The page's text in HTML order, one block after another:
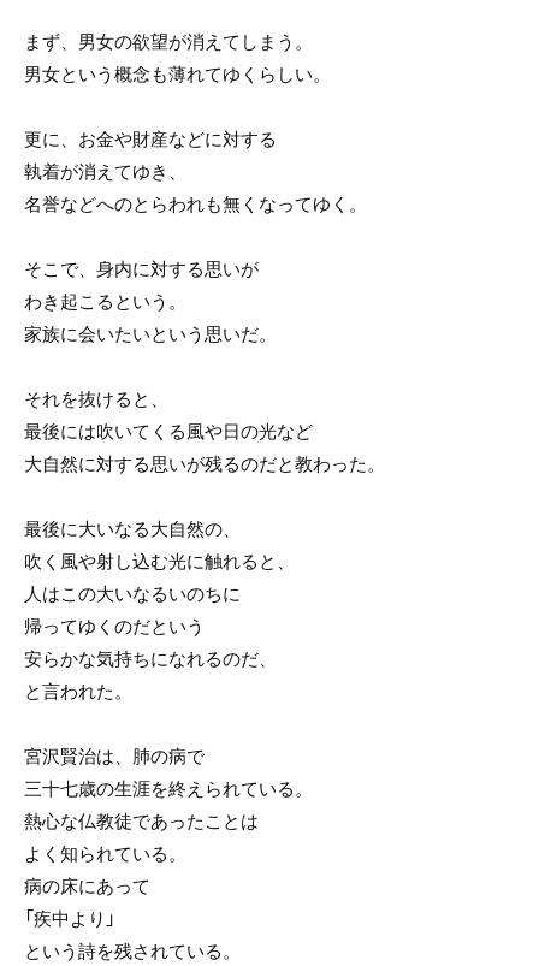
まず、男女の欲望が消えてしまう。
男女という概念も薄れてゆくらしい。
更に、お金や財産などに対する
執着が消えてゆき、
名誉などへのとらわれも無くなってゆく。
そこで、身内に対する思いが
わき起こるという。
家族に会いたいという思いだ。
それを抜けると、
最後には吹いてくる風や日の光など
大自然に対する思いが残るのだと教わった。
最後に大いなる大自然の、
吹く風や射し込む光に触れると、
人はこの大いなるいのちに
帰ってゆくのだという
安らかな気持ちになれるのだ、
と言われた。
宮沢賢治は、肺の病で
三十七歳の生涯を終えられている。
熱心な仏教徒であったことは
よく知られている。
病の床にあって
「疾中より」
という詩を残されている。